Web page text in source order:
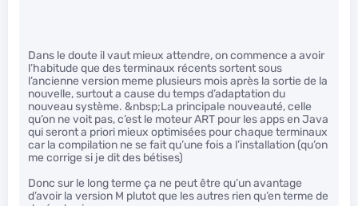
Dans le doute il vaut mieux attendre, on commence a avoir
l’habitude que des terminaux récents sortent sous
l’ancienne version meme plusieurs mois après la sortie de la
nouvelle, surtout a cause du temps d’adaptation du
nouveau système. &nbsp;La principale nouveauté, celle
qu’on ne voit pas, c’est le moteur ART pour les apps en Java
qui seront a priori mieux optimisées pour chaque terminaux
car la compilation ne se fait qu’une fois a l’installation (qu’on
me corrige si je dit des bétises)
Donc sur le long terme ça ne peut être qu’un avantage
d’avoir la version M plutot que les autres rien qu’en terme de